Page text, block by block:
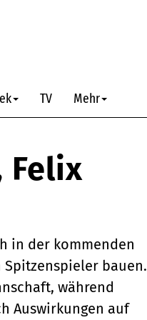
TV Mehr
Felix
in der kommenden
bauen.
während
Auswirkungen auf